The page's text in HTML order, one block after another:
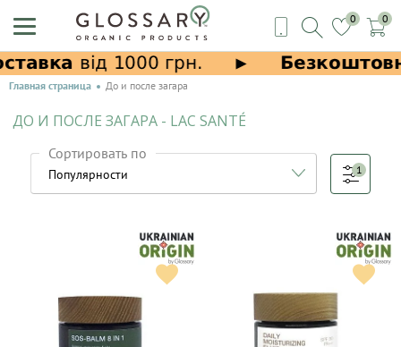
0 0
Главная страница До и после загара
ДО И ПОСЛЕ ЗАГАРА - LAC SANTÉ
Сортировать по
1